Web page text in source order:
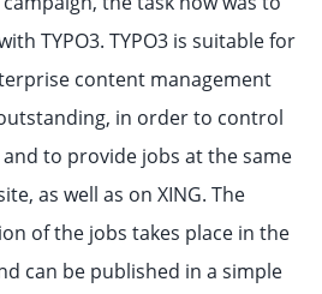
TYPO3. TYPO3 is suitable for
content management
in order to control
to provide jobs at the same
as well as on XING. The
of the jobs takes place in the
can be published in a simple